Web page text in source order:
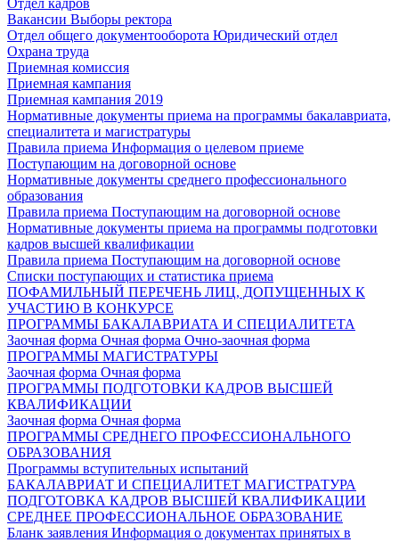
Вакансии Выборы ректора
Отдел общего документооборота Юридический отдел
Охрана труда
Приемная комиссия
Приемная кампания
Приемная кампания 2019
Нормативные документы приема на программы бакалавриата,
специалитета и магистратуры
Правила приема Информация о целевом приеме
Поступающим на договорной основе
Нормативные документы среднего профессионального
образования
Правила приема Поступающим на договорной основе
Нормативные документы приема на программы подготовки
кадров высшей квалификации
Правила приема Поступающим на договорной основе
Списки поступающих и статистика приема
ПОФАМИЛЬНЫЙ ПЕРЕЧЕНЬ ЛИЦ, ДОПУЩЕННЫХ К
УЧАСТИЮ В КОНКУРСЕ
ПРОГРАММЫ БАКАЛАВРИАТА И СПЕЦИАЛИТЕТА
Заочная форма Очная форма Очно-заочная форма
ПРОГРАММЫ МАГИСТРАТУРЫ
Заочная форма Очная форма
ПРОГРАММЫ ПОДГОТОВКИ КАДРОВ ВЫСШЕЙ
КВАЛИФИКАЦИИ
Заочная форма Очная форма
ПРОГРАММЫ СРЕДНЕГО ПРОФЕССИОНАЛЬНОГО
ОБРАЗОВАНИЯ
Программы вступительных испытаний
БАКАЛАВРИАТ И СПЕЦИАЛИТЕТ МАГИСТРАТУРА
ПОДГОТОВКА КАДРОВ ВЫСШЕЙ КВАЛИФИКАЦИИ
СРЕДНЕЕ ПРОФЕССИОНАЛЬНОЕ ОБРАЗОВАНИЕ
Бланк заявления Информация о документах принятых в